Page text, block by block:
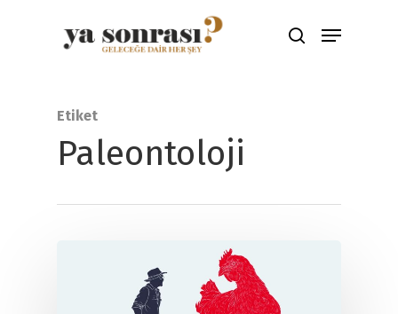
tuşuna basınız
Etiket
Paleontoloji